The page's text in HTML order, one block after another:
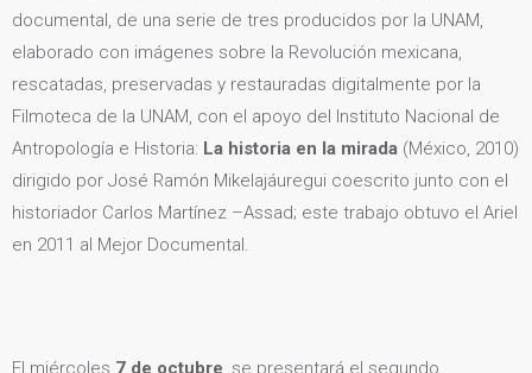
documental, de una serie de tres producidos por la UNAM,
elaborado con imágenes sobre la Revolución mexicana,
rescatadas, preservadas y restauradas digitalmente por la
Filmoteca de la UNAM, con el apoyo del Instituto Nacional de
Antropología e Historia: La historia en la mirada (México, 2010)
dirigido por José Ramón Mikelajáuregui coescrito junto con el
historiador Carlos Martínez –Assad; este trabajo obtuvo el Ariel
en 2011 al Mejor Documental.
El miércoles 7 de octubre, se presentará el segundo